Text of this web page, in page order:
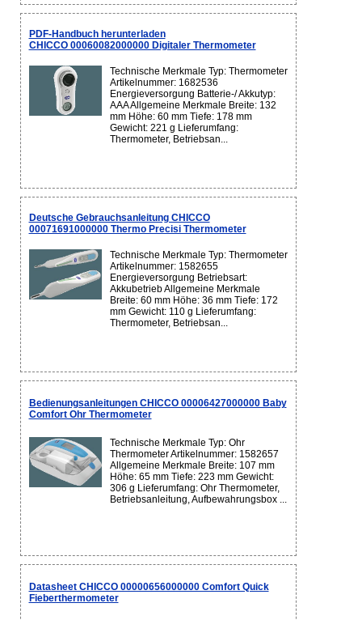
PDF-Handbuch herunterladen
CHICCO 00060082000000 Digitaler Thermometer
Technische Merkmale Typ: Thermometer
Artikelnummer: 1682536
Energieversorgung Batterie-/ Akkutyp:
AAA Allgemeine Merkmale Breite: 132
mm Höhe: 60 mm Tiefe: 178 mm
Gewicht: 221 g Lieferumfang:
Thermometer, Betriebsan...
Deutsche Gebrauchsanleitung CHICCO
00071691000000 Thermo Precisi Thermometer
Technische Merkmale Typ: Thermometer
Artikelnummer: 1582655
Energieversorgung Betriebsart:
Akkubetrieb Allgemeine Merkmale
Breite: 60 mm Höhe: 36 mm Tiefe: 172
mm Gewicht: 110 g Lieferumfang:
Thermometer, Betriebsan...
Bedienungsanleitungen CHICCO 00006427000000 Baby
Comfort Ohr Thermometer
Technische Merkmale Typ: Ohr
Thermometer Artikelnummer: 1582657
Allgemeine Merkmale Breite: 107 mm
Höhe: 65 mm Tiefe: 223 mm Gewicht:
306 g Lieferumfang: Ohr Thermometer,
Betriebsanleitung, Aufbewahrungsbox ...
Datasheet CHICCO 00000656000000 Comfort Quick
Fieberthermometer